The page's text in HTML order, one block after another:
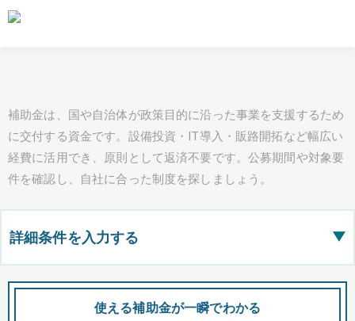
補助金は、国や自治体が政策目的に沿った事業を支援するため
に交付する資金です。設備投資・IT導入・販路開拓など幅広い
経費に活用でき、原則として返済不要です。公募期間や対象要
件を確認し、自社に合った制度を探しましょう。
詳細条件を入力する ▶
都道府県
使える補助金が一瞬でわかる